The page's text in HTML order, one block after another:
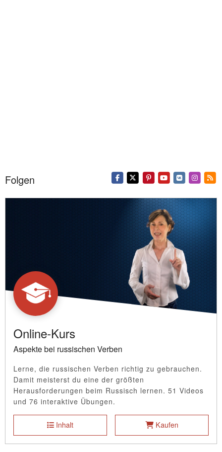
Folgen
Online-Kurs
Aspekte bei russischen Verben
Lerne, die russischen Verben richtig zu gebrauchen.
Damit meisterst du eine der größten
Herausforderungen beim Russisch lernen. 51 Videos
und 76 interaktive Übungen.
Inhalt Kaufen